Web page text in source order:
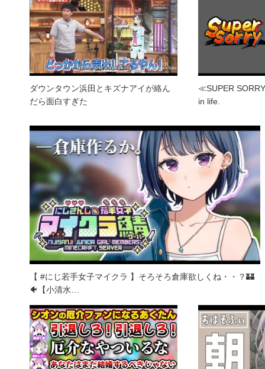
ダウンタウン浜田とキズナアイが絡ん
だら面白すぎた
≪SUPER
in life.
【 #にじ若手女子マイクラ 】そろそろ倉庫欲しくね・・？🏰
🐠【小清水…